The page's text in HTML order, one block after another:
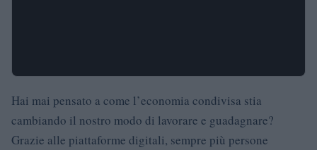
Hai mai pensato a come l’economia condivisa stia
cambiando il nostro modo di lavorare e guadagnare?
Grazie alle piattaforme digitali, sempre più persone